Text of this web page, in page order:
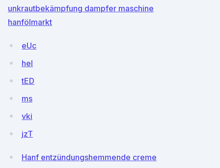
unkrautbekämpfung dampfer maschine
hanfölmarkt
eUc
heI
tED
ms
vki
jzT
Hanf entzündungshemmende creme